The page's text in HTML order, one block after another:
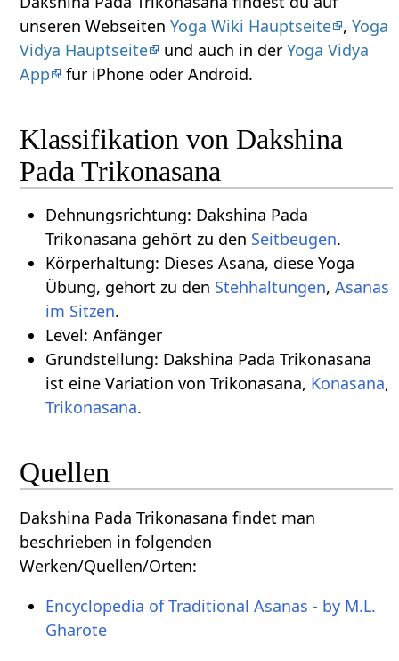
unseren WebseitenYoga Wiki Hauptseite ,Yoga
Vidya Hauptseite
und auch in derYoga Vidya
App
für iPhone oder Android.
Klassifikation von Dakshina
Pada Trikonasana
Dehnungsrichtung: Dakshina Pada
Trikonasana gehört zu den Seitbeugen.
Körperhaltung: Dieses Asana, diese Yoga
Übung, gehört zu den Stehhaltungen, Asanas
im Sitzen.
Level: Anfänger
Grundstellung: Dakshina Pada Trikonasana
ist eine Variation von Trikonasana, Konasana,
Trikonasana.
Quellen
Dakshina Pada Trikonasana findet man
beschrieben in folgenden
Werken/Quellen/Orten:
Encyclopedia of Traditional Asanas - by M.L.
Gharote